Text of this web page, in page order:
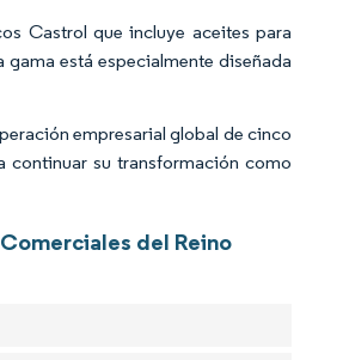
Castrol que incluye aceites para
está especialmente diseñada
empresarial global de cinco
continuar su transformación como
del Reino